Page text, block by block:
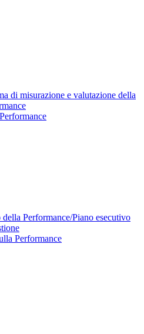
di misurazione e valutazione della
della Performance/Piano esecutivo
Performance